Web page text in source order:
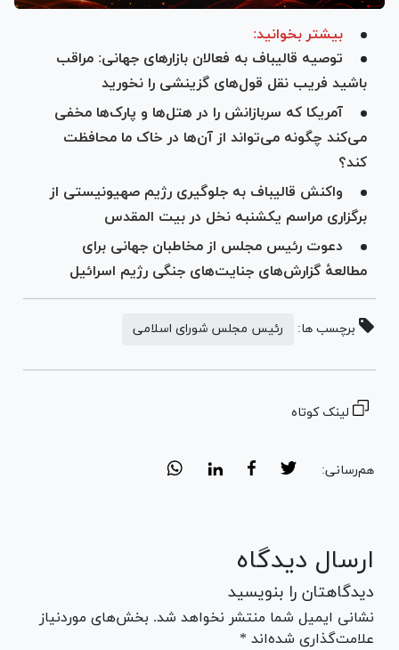
بیشتر بخوانید:
توصیه قالیباف به فعالان بازار‌های جهانی: مراقب
باشید فریب نقل قول‌های گزینشی را نخورید
آمریکا که سربازانش را در هتل‌ها و پارک‌ها مخفی
می‌کند چگونه می‌تواند از آن‌ها در خاک ما محافظت
کند؟
واکنش قالیباف به جلوگیری رژیم صهیونیستی از
برگزاری مراسم یکشنبه نخل در بیت المقدس
دعوت رئیس مجلس از مخاطبان جهانی برای
مطالعهٔ گزارش‌های جنایت‌های جنگی رژیم اسرائیل
برچسب ها: رئیس مجلس شورای اسلامی
لینک کوتاه
هم‌رسانی:
ارسال دیدگاه
دیدگاهتان را بنویسید
نشانی ایمیل شما منتشر نخواهد شد. بخش‌های موردنیاز
علامت‌گذاری شده‌اند *